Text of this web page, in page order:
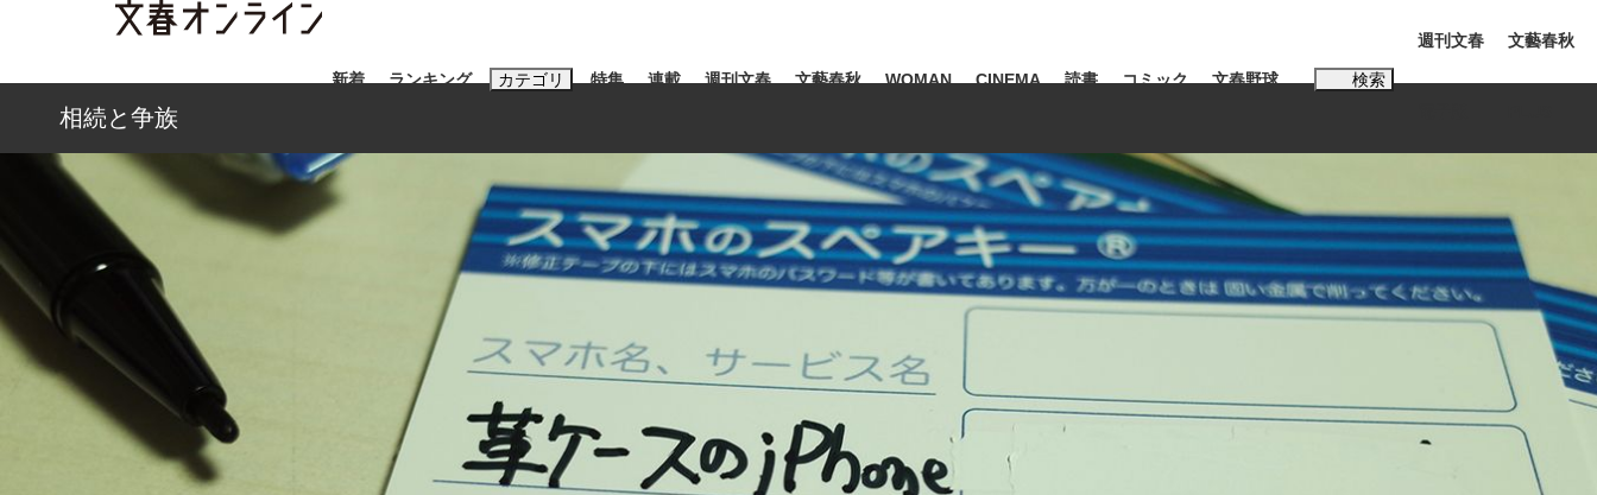
新着 ランキング カテゴリ
「90%は失敗する。でも…」本田圭佑が初めて明かした日本代表監督に... 「最悪の空気のまま解散」WBC日本代表“敗戦”の真実 選手が明かす...
特集
終戦から81年
連載 週刊文春 文藝春秋 WOMAN CINEMA 読書 コミック 文春野球 検索
おすすめのキーワードタグ一覧
#藤田晋 #高市早苗 #後藤真希 #森岡毅 #城彰二 #内田有紀
#松田聖子
#玉木雄一郎
週刊文春 文藝春秋
相続と争族